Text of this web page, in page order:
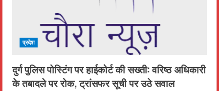
प्रदेश
दुर्ग पुलिस पोस्टिंग पर हाईकोर्ट की सख्ती: वरिष्ठ अधिकारी
के तबादले पर रोक, ट्रांसफर सूची पर उठे सवाल